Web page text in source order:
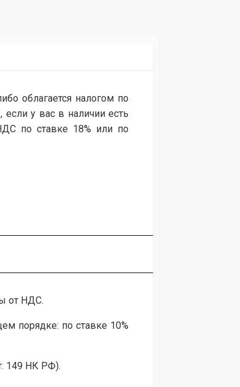
облагается налогом по
у вас в наличии есть
по ставке 18% или по
от НДС.
порядке: по ставке 10%
149 НК РФ).